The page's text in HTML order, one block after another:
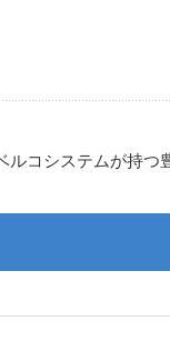
コシステムが持